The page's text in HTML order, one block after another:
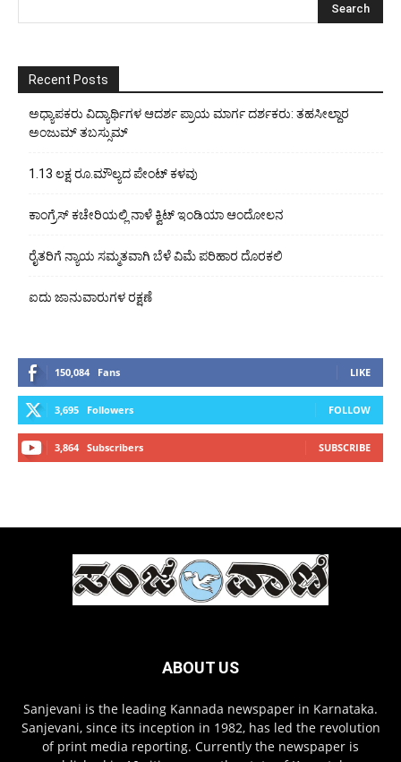
Recent Posts
ಅಧ್ಯಾಪಕರು ವಿದ್ಯಾರ್ಥಿಗಳ ಆದರ್ಶ ಪ್ರಾಯ ಮಾರ್ಗ ದರ್ಶಕರು: ತಹಸೀಲ್ದಾರ
ಅಂಜುಮ್ ತಬಸ್ಸುಮ್
1.13 ಲಕ್ಷ ರೂ.ಮೌಲ್ಯದ ಪೇಂಟ್ ಕಳವು
ಕಾಂಗ್ರೆಸ್ ಕಚೇರಿಯಲ್ಲಿ ನಾಳೆ ಕ್ವಿಟ್ ಇಂಡಿಯಾ ಆಂದೋಲನ
ರೈತರಿಗೆ ನ್ಯಾಯ ಸಮ್ಮತವಾಗಿ ಬೆಳೆ ವಿಮೆ ಪರಿಹಾರ ದೊರಕಲಿ
ಐದು ಜಾನುವಾರುಗಳ ರಕ್ಷಣೆ
150,084 Fans LIKE
3,695 Followers FOLLOW
3,864 Subscribers SUBSCRIBE
ABOUT US
Sanjevani is the leading Kannada newspaper in Karnataka.
Sanjevani, since its inception in 1982, has led the revolution
of print media reporting. Currently the newspaper is